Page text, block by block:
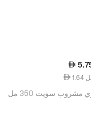
مشروب سويت 350 مل